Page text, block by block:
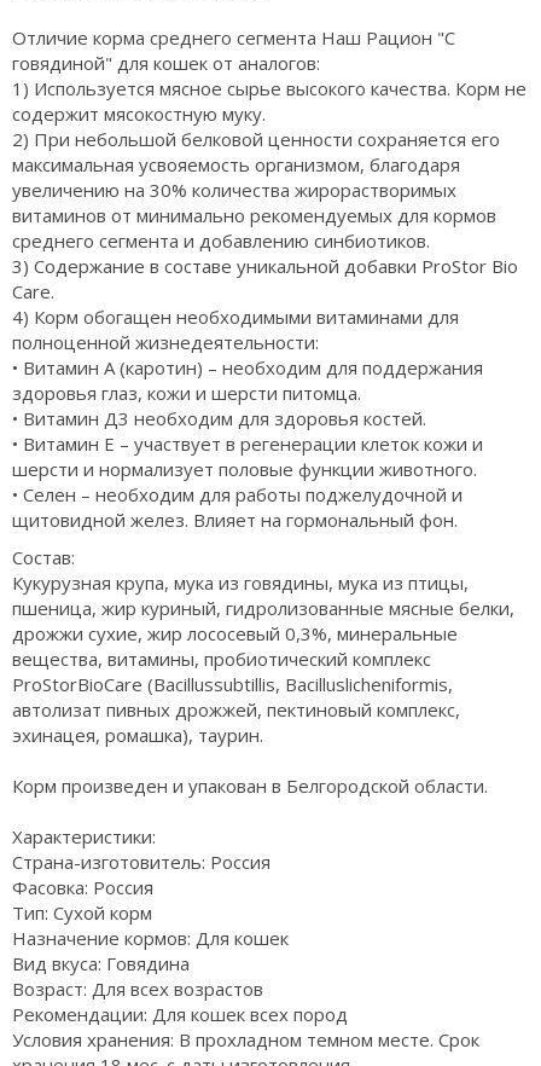
Отличие корма среднего сегмента Наш Рацион "С
говядиной" для кошек от аналогов:
1) Используется мясное сырье высокого качества. Корм не
содержит мясокостную муку.
2) При небольшой белковой ценности сохраняется его
максимальная усвояемость организмом, благодаря
увеличению на 30% количества жирорастворимых
витаминов от минимально рекомендуемых для кормов
среднего сегмента и добавлению синбиотиков.
3) Содержание в составе уникальной добавки ProStor Bio
Care.
4) Корм обогащен необходимыми витаминами для
полноценной жизнедеятельности:
• Витамин А (каротин) – необходим для поддержания
здоровья глаз, кожи и шерсти питомца.
• Витамин Д3 необходим для здоровья костей.
• Витамин Е – участвует в регенерации клеток кожи и
шерсти и нормализует половые функции животного.
• Селен – необходим для работы поджелудочной и
щитовидной желез. Влияет на гормональный фон.
Состав:
Кукурузная крупа, мука из говядины, мука из птицы,
пшеница, жир куриный, гидролизованные мясные белки,
дрожжи сухие, жир лососевый 0,3%, минеральные
вещества, витамины, пробиотический комплекс
ProStorBioCare (Bacillussubtillis, Bacilluslicheniformis,
автолизат пивных дрожжей, пектиновый комплекс,
эхинацея, ромашка), таурин.
Корм произведен и упакован в Белгородской области.
Характеристики:
Страна-изготовитель: Россия
Фасовка: Россия
Тип: Сухой корм
Назначение кормов: Для кошек
Вид вкуса: Говядина
Возраст: Для всех возрастов
Рекомендации: Для кошек всех пород
Условия хранения: В прохладном темном месте. Срок